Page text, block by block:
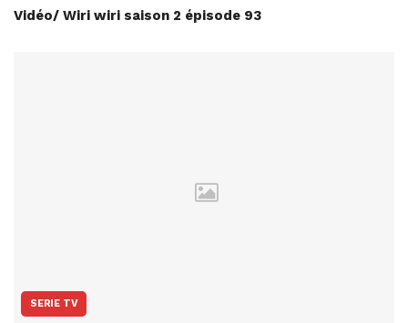
Vidéo/ Wiri wiri saison 2 épisode 93
SERIE TV